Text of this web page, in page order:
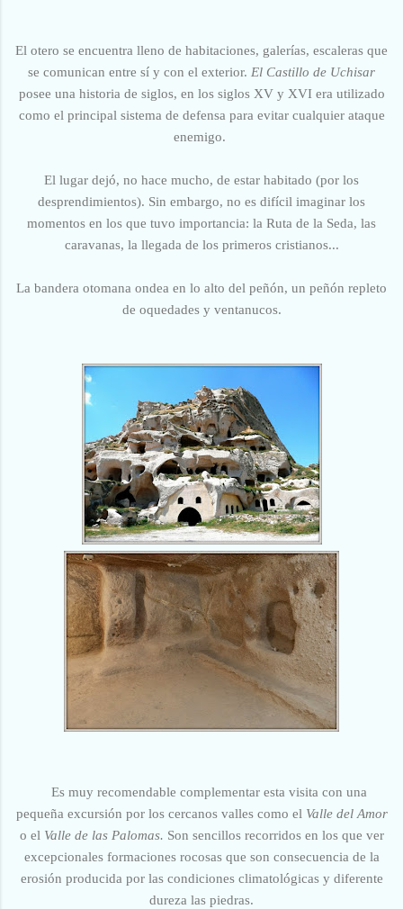
El otero se encuentra lleno de habitaciones, galerías, escaleras que
se comunican entre sí y con el exterior. El Castillo de Uchisar
posee una historia de siglos, en los siglos XV y XVI era utilizado
como el principal sistema de defensa para evitar cualquier ataque
enemigo.
El lugar dejó, no hace mucho, de estar habitado (por los
desprendimientos). Sin embargo, no es difícil imaginar los
momentos en los que tuvo importancia: la Ruta de la Seda, las
caravanas, la llegada de los primeros cristianos...
La bandera otomana ondea en lo alto del peñón, un peñón repleto
de oquedades y ventanucos.
Es muy recomendable complementar esta visita con una
pequeña excursión por los cercanos valles como el Valle del Amor
o el Valle de las Palomas. Son sencillos recorridos en los que ver
excepcionales formaciones rocosas que son consecuencia de la
erosión producida por las condiciones climatológicas y diferente
dureza las piedras.